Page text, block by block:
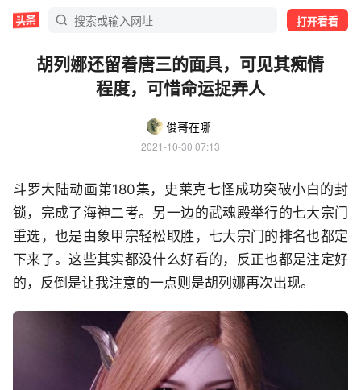
打开看看
胡列娜还留着唐三的面具，可见其痴情
程度，可惜命运捉弄人
俊哥在哪
2021-10-30 07:13
斗罗大陆动画第180集，史莱克七怪成功突破小白的封
锁，完成了海神二考。另一边的武魂殿举行的七大宗门
重选，也是由象甲宗轻松取胜，七大宗门的排名也都定
下来了。这些其实都没什么好看的，反正也都是注定好
的，反倒是让我注意的一点则是胡列娜再次出现。